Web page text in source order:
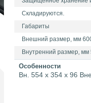
Складируются.
Габариты
Внешний размер, мм
Внутренний размер, мм
Особенности
Вн. 554 x 354 x 96